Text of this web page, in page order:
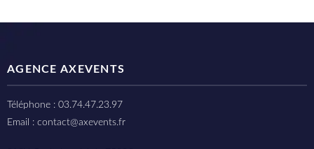
AGENCE AXEVENTS
Téléphone : 03.74.47.23.97
Email : contact@axevents.fr